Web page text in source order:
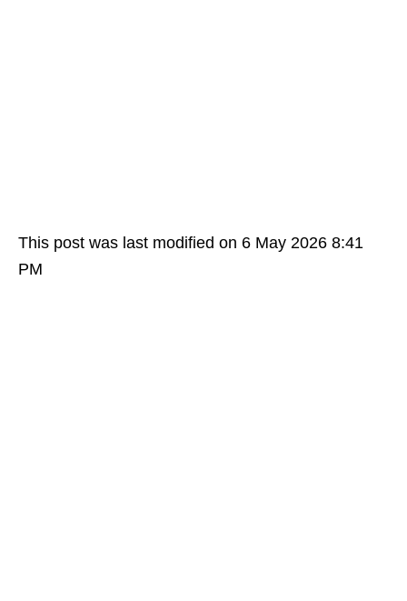
This post was last modified on 6 May 2026 8:41
PM